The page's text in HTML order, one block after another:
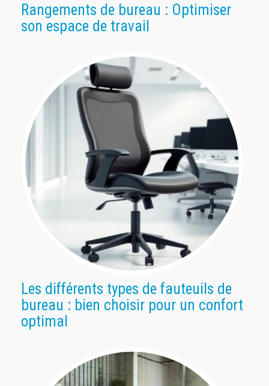
Rangements de bureau : Optimiser
son espace de travail
Les différents types de fauteuils de
bureau : bien choisir pour un confort
optimal